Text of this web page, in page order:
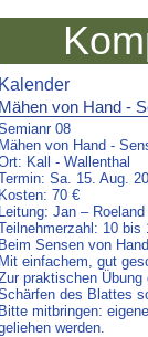
Kalender
Mähen von Hand -
08
Mähen von Hand -
Kall - Wallenthal
Sa. 15. Aug.
Kosten: 70 €
Leitung: Jan –
10 bis
Beim Sensen von
Mit einfachem, gut
praktischen
des Blattes
Bitte mitbringen:
werden.